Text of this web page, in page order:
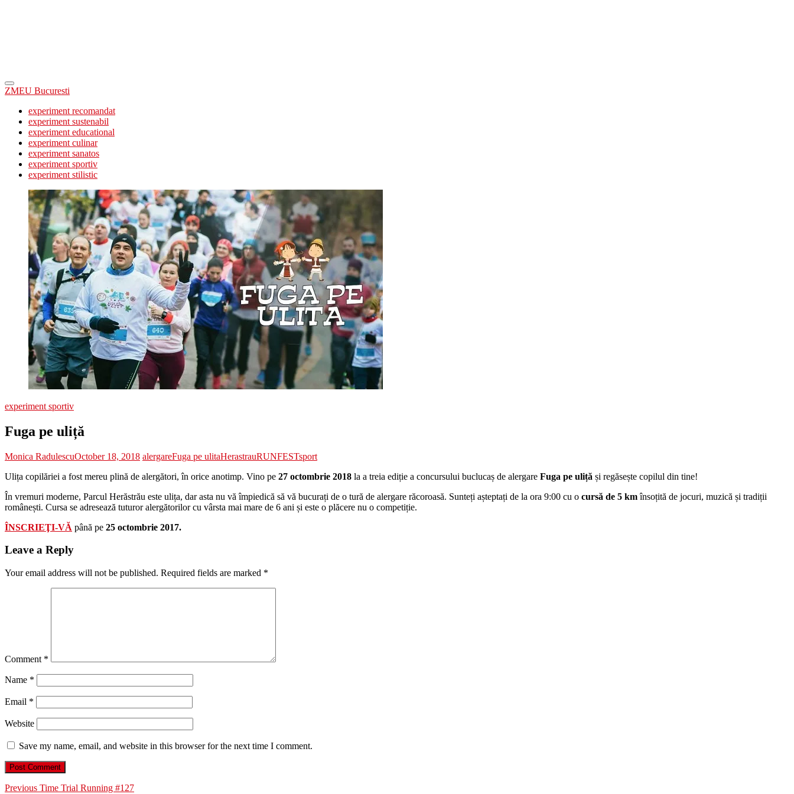
ZMEU Bucuresti
experiment recomandat
experiment sustenabil
experiment educational
experiment culinar
experiment sanatos
experiment sportiv
experiment stilistic
experiment sportiv
Fuga pe uliță
Monica RadulescuOctober 18, 2018 alergareFuga pe ulitaHerastrauRUNFESTsport
Ulița copilăriei a fost mereu plină de alergători, în orice anotimp. Vino pe 27 octombrie 2018 la a treia ediție a concursului buclucaș de alergare Fuga pe uliță și regăsește copilul din tine!
În vremuri moderne, Parcul Herăstrău este ulița, dar asta nu vă împiedică să vă bucurați de o tură de alergare răcoroasă. Sunteți așteptați de la ora 9:00 cu o cursă de 5 kmînsoțită de jocuri, muzică și tradiții
românești. Cursa se adresează tuturor alergătorilor cu vârsta mai mare de 6 ani și este o plăcere nu o competiție.
ÎNSCRIEŢI-VĂ până pe 25 octombrie 2017.
Leave a Reply
Your email address will not be published. Required fields are marked *
Comment *
Name *
Email *
Website
Save my name, email, and website in this browser for the next time I comment.
Post
Previous Previous
Time Trial Running #127